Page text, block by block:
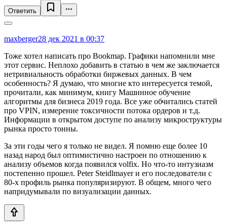
Ответить
maxberger28 дек 2021 в 00:37
Тоже хотел написать про Bookmap. Графики напомнили мне
этот сервис. Неплохо добавить в статью в чем же заключается
нетривиальность обработки биржевых данных. В чем
особенность? Я думаю, что многие кто интересуется темой,
прочитали, как минимум, книгу Машинное обучение
алгоритмы для бизнеса 2019 года. Все уже обчитались статей
про VPIN, измерение токсичности потока ордеров и т.д.
Информации в открытом доступе по анализу микроструктуры
рынка просто тонны.
За эти годы чего я только не видел. Я помню еще более 10
назад народ был оптимистично настроен по отношению к
анализу объемов когда появился volfix. Но что-то интузиазм
постепенно прошел. Peter Steidlmayer и его последователи с
80-х профиль рынка популяризируют. В общем, много чего
напридумывали по визуализации данных.